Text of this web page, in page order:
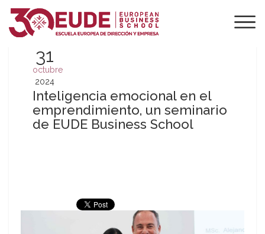
31
octubre
2024
Inteligencia emocional en el
emprendimiento, un seminario
de EUDE Business School